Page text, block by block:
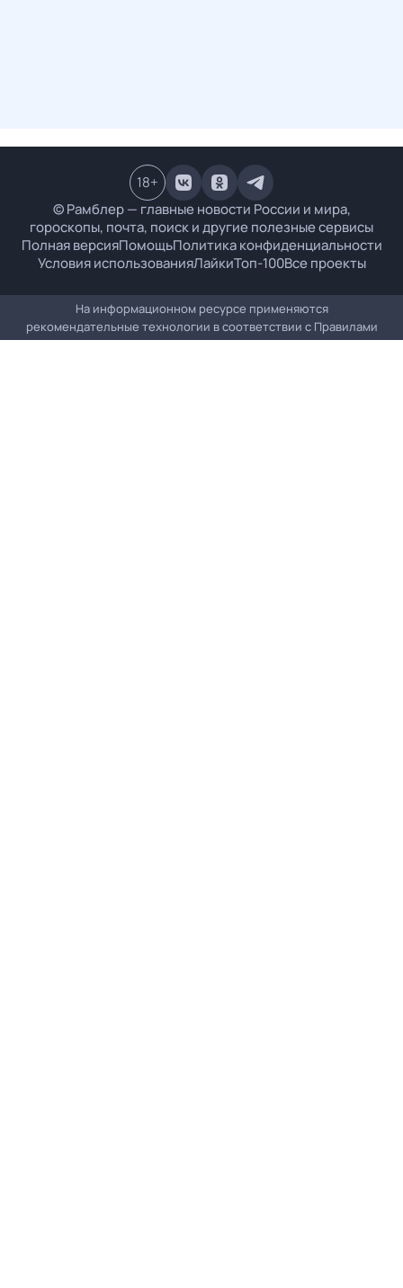
© Рамблер — главные новости России и мира,
гороскопы, почта, поиск и другие полезные сервисы
Полная версияПомощьПолитика конфиденциальности
Условия использованияЛайкиТоп-100Все проекты
18+
На информационном ресурсе применяются
рекомендательные технологии в соответствии с Правилами